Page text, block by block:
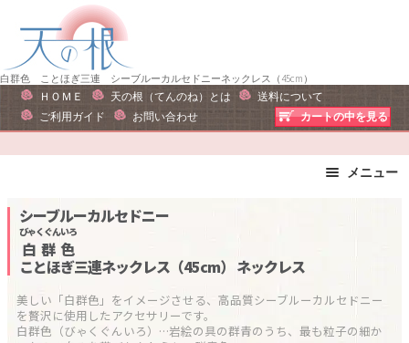
ー
ン
白群色 ことほぎ三連 シーブルーカルセドニーネックレス（45cm）
ＨＯＭＥ 天の根（てんのね）とは
送料について
ご利用ガイド
お問い合わせ カートの中を見る
メニュー
ピアス・イヤリング
リング
運勢で選ぶ
干支石で選ぶ
星座石で選ぶ
石の名前で選ぶ
パワーストーン一覧
シーブルーカルセドニー
白群色
びゃくぐんいろ
ことほぎ三連ネックレス（45cm） ネックレス
美しい「白群色」をイメージさせる、高品質シーブルーカルセドニー
を贅沢に使用したアクセサリーです。
白群色（びゃくぐんいろ）…岩絵の具の群青のうち、最も粒子の細か